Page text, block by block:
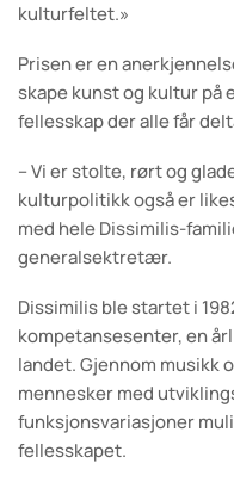
kulturfeltet.»
Prisen er en
skape kunst og kultur på
fellesskap der alle får
– Vi er stolte, rørt og
kulturpolitikk også er
med hele Dissimilis-
generalsektretær.
Dissimilis ble startet i
kompetansesenter, en
landet. Gjennom musikk
mennesker med
funksjonsvariasjoner
fellesskapet.